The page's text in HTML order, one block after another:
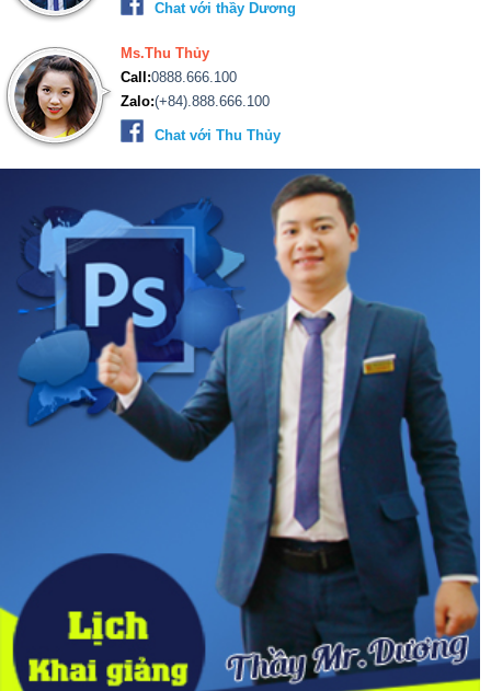
Chat với thầy Dương
Ms.Thu Thủy
Call:0888.666.100
Zalo:(+84).888.666.100
Chat với Thu Thủy